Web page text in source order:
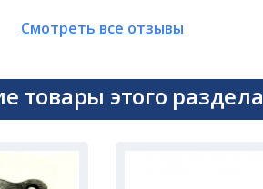
Смотреть все отзывы
товары этого раздела